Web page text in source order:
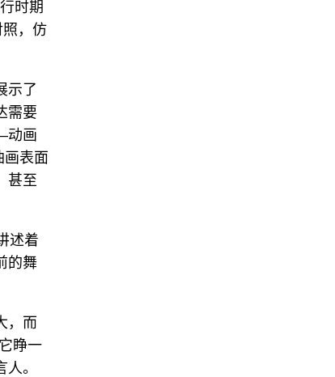
时期
照，仿
示了
需要
动画
表面
甚至
述着
的舞
，而
睁一
。